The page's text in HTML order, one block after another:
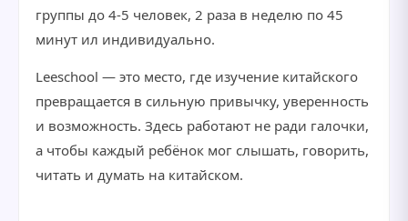
группы до 4-5 человек, 2 раза в неделю по 45
минут ил индивидуально.
Leeschool — это место, где изучение китайского
превращается в сильную привычку, уверенность
и возможность. Здесь работают не ради галочки,
а чтобы каждый ребёнок мог слышать, говорить,
читать и думать на китайском.